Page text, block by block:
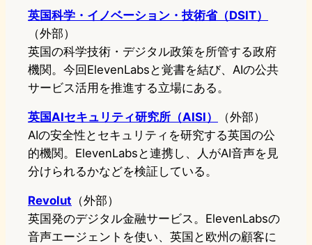
英国科学・イノベーション・技術省（DSIT）
（外部）
英国の科学技術・デジタル政策を所管する政府
機関。今回ElevenLabsと覚書を結び、AIの公共
サービス活用を推進する立場にある。
英国AIセキュリティ研究所（AISI）
（外部）
AIの安全性とセキュリティを研究する英国の公
的機関。ElevenLabsと連携し、人がAI音声を見
分けられるかなどを検証している。
Revolut （外部）
英国発のデジタル金融サービス。ElevenLabsの
音声エージェントを使い、英国と欧州の顧客に